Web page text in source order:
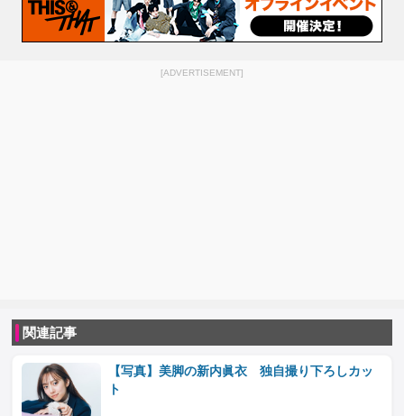
[ADVERTISEMENT]
関連記事
【写真】美脚の新内眞衣 独自撮り下ろしカッ
ト